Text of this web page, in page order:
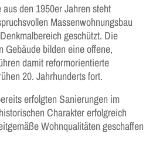
den 1950er Jahren steht
Massenwohnungsbau
geschützt. Die
Gebäude bilden eine offene,
damit reformorientierte
20. Jahrhunderts fort.
erfolgten Sanierungen im
Charakter erfolgreich
Wohnqualitäten geschaffen